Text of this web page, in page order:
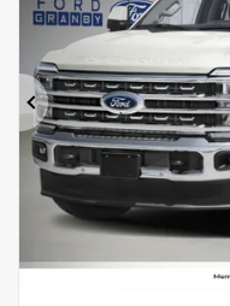
Précédent